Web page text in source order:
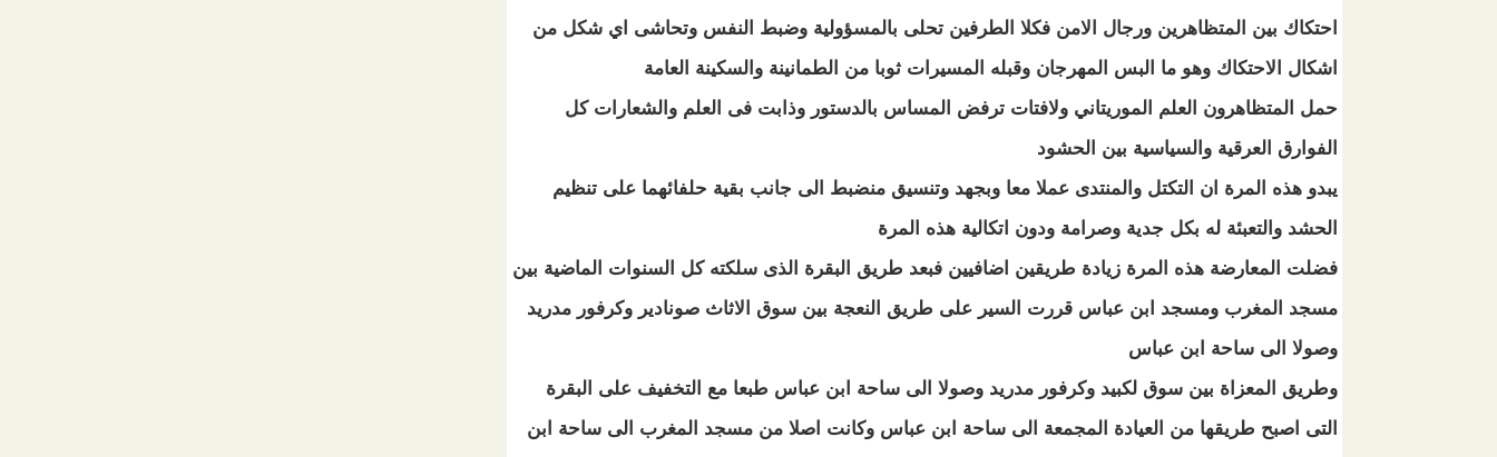
احتكاك بين المتظاهرين ورجال الامن فكلا الطرفين تحلى بالمسؤولية وضبط النفس وتحاشى اي شكل من
اشكال الاحتكاك وهو ما البس المهرجان وقبله المسيرات ثوبا من الطمانينة والسكينة العامة
حمل المتظاهرون العلم الموريتاني ولافتات ترفض المساس بالدستور وذابت فى العلم والشعارات كل
الفوارق العرقية والسياسية بين الحشود
يبدو هذه المرة ان التكتل والمنتدى عملا معا وبجهد وتنسيق منضبط الى جانب بقية حلفائهما على تنظيم
الحشد والتعبئة له بكل جدية وصرامة ودون اتكالية هذه المرة
فضلت المعارضة هذه المرة زيادة طريقين اضافيين فبعد طريق البقرة الذى سلكته كل السنوات الماضية بين
مسجد المغرب ومسجد ابن عباس قررت السير على طريق النعجة بين سوق الاثاث صونادير وكرفور مدريد
وصولا الى ساحة ابن عباس
وطريق المعزاة بين سوق لكبيد وكرفور مدريد وصولا الى ساحة ابن عباس طبعا مع التخفيف على البقرة
التى اصبح طريقها من العيادة المجمعة الى ساحة ابن عباس وكانت اصلا من مسجد المغرب الى ساحة ابن